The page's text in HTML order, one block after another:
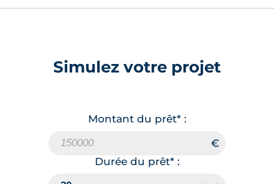
Simulez votre projet
Montant du prêt* :
Durée du prêt* :